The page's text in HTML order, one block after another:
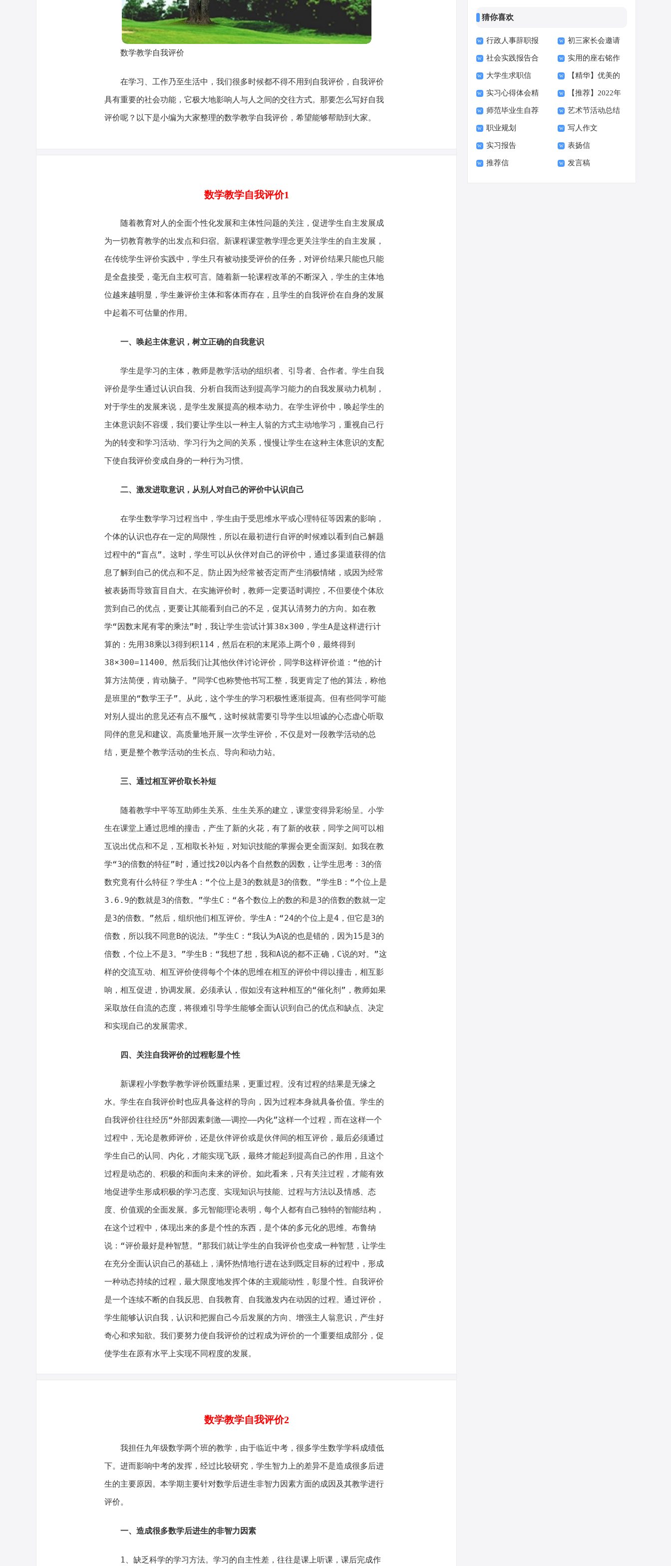
数学教学自我评价
在学习、工作乃至生活中，我们很多时候都不得不用到自我评价，自我评价
具有重要的社会功能，它极大地影响人与人之间的交往方式。那要怎么写好自我
评价呢？以下是小编为大家整理的数学教学自我评价，希望能够帮助到大家。
数学教学自我评价1
随着教育对人的全面个性化发展和主体性问题的关注，促进学生自主发展成
为一切教育教学的出发点和归宿。新课程课堂教学理念更关注学生的自主发展，
在传统学生评价实践中，学生只有被动接受评价的任务，对评价结果只能也只能
是全盘接受，毫无自主权可言。随着新一轮课程改革的不断深入，学生的主体地
位越来越明显，学生兼评价主体和客体而存在，且学生的自我评价在自身的发展
中起着不可估量的作用。
一、唤起主体意识，树立正确的自我意识
学生是学习的主体，教师是教学活动的组织者、引导者、合作者。学生自我
评价是学生通过认识自我、分析自我而达到提高学习能力的自我发展动力机制，
对于学生的发展来说，是学生发展提高的根本动力。在学生评价中，唤起学生的
主体意识刻不容缓，我们要让学生以一种主人翁的方式主动地学习，重视自己行
为的转变和学习活动、学习行为之间的关系，慢慢让学生在这种主体意识的支配
下使自我评价变成自身的一种行为习惯。
二、激发进取意识，从别人对自己的评价中认识自己
在学生数学学习过程当中，学生由于受思维水平或心理特征等因素的影响，
个体的认识也存在一定的局限性，所以在最初进行自评的时候难以看到自己解题
过程中的“盲点”。这时，学生可以从伙伴对自己的评价中，通过多渠道获得的信
息了解到自己的优点和不足。防止因为经常被否定而产生消极情绪，或因为经常
被表扬而导致盲目自大。在实施评价时，教师一定要适时调控，不但要使个体欣
赏到自己的优点，更要让其能看到自己的不足，促其认清努力的方向。如在教
学“因数末尾有零的乘法”时，我让学生尝试计算38x300，学生A是这样进行计
算的：先用38乘以3得到积114，然后在积的末尾添上两个0，最终得到
38×300=11400。然后我们让其他伙伴讨论评价，同学B这样评价道：“他的计
算方法简便，肯动脑子。”同学C也称赞他书写工整，我更肯定了他的算法，称他
是班里的“数学王子”。从此，这个学生的学习积极性逐渐提高。但有些同学可能
对别人提出的意见还有点不服气，这时候就需要引导学生以坦诚的心态虚心听取
同伴的意见和建议。高质量地开展一次学生评价，不仅是对一段教学活动的总
结，更是整个教学活动的生长点、导向和动力站。
三、通过相互评价取长补短
随着教学中平等互助师生关系、生生关系的建立，课堂变得异彩纷呈。小学
生在课堂上通过思维的撞击，产生了新的火花，有了新的收获，同学之间可以相
互说出优点和不足，互相取长补短，对知识技能的掌握会更全面深刻。如我在教
学“3的倍数的特征”时，通过找20以内各个自然数的因数，让学生思考：3的倍
数究竟有什么特征？学生A：“个位上是3的数就是3的倍数。”学生B：“个位上是
3.6.9的数就是3的倍数。”学生C：“各个数位上的数的和是3的倍数的数就一定
是3的倍数。”然后，组织他们相互评价。学生A：“24的个位上是4，但它是3的
倍数，所以我不同意B的说法。”学生C：“我认为A说的也是错的，因为15是3的
倍数，个位上不是3。”学生B：“我想了想，我和A说的都不正确，C说的对。”这
样的交流互动、相互评价使得每个个体的思维在相互的评价中得以撞击，相互影
响，相互促进，协调发展。必须承认，假如没有这种相互的“催化剂”，教师如果
采取放任自流的态度，将很难引导学生能够全面认识到自己的优点和缺点、决定
和实现自己的发展需求。
四、关注自我评价的过程彰显个性
新课程小学数学教学评价既重结果，更重过程。没有过程的结果是无缘之
水。学生在自我评价时也应具备这样的导向，因为过程本身就具备价值。学生的
自我评价往往经历“外部因素刺激——调控——内化”这样一个过程，而在这样一个
过程中，无论是教师评价，还是伙伴评价或是伙伴间的相互评价，最后必须通过
学生自己的认同、内化，才能实现飞跃，最终才能起到提高自己的作用，且这个
过程是动态的、积极的和面向未来的评价。如此看来，只有关注过程，才能有效
地促进学生形成积极的学习态度、实现知识与技能、过程与方法以及情感、态
度、价值观的全面发展。多元智能理论表明，每个人都有自己独特的智能结构，
在这个过程中，体现出来的多是个性的东西，是个体的多元化的思维。布鲁纳
说：“评价最好是种智慧。”那我们就让学生的自我评价也变成一种智慧，让学生
在充分全面认识自己的基础上，满怀热情地行进在达到既定目标的过程中，形成
一种动态持续的过程，最大限度地发挥个体的主观能动性，彰显个性。自我评价
是一个连续不断的自我反思、自我教育、自我激发内在动因的过程。通过评价，
学生能够认识自我，认识和把握自己今后发展的方向、增强主人翁意识，产生好
奇心和求知欲。我们要努力使自我评价的过程成为评价的一个重要组成部分，促
使学生在原有水平上实现不同程度的发展。
数学教学自我评价2
我担任九年级数学两个班的教学，由于临近中考，很多学生数学学科成绩低
下。进而影响中考的发挥，经过比较研究，学生智力上的差异不是造成很多后进
生的主要原因。本学期主要针对数学后进生非智力因素方面的成因及其教学进行
评价。
一、造成很多数学后进生的非智力因素
1、缺乏科学的学习方法。学习的自主性差，往往是课上听课，课后完成作
猜你喜欢
行政人事辞职报
告
初三家长会邀请
函15篇
社会实践报告合
集15篇
实用的座右铭作
文400字集合十篇
大学生求职信
【荐】
【精华】优美的
早安朋友圈问候语34
句
实习心得体会精
选15篇
【推荐】2022年
伤心的签名汇总55句
师范毕业生自荐
信范文六篇
艺术节活动总结
职业规划 写人作文
实习报告 表扬信
推荐信 发言稿